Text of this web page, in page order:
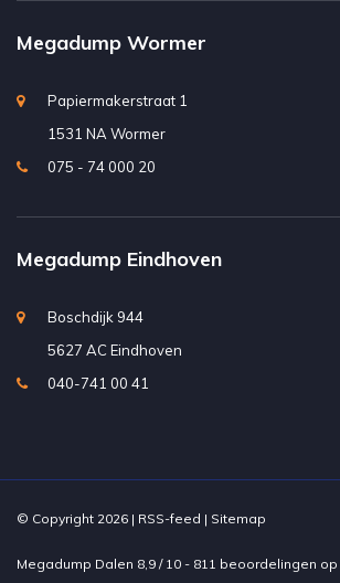
Megadump Wormer
Papiermakerstraat 1
1531 NA Wormer
075 - 74 000 20
Megadump Eindhoven
Boschdijk 944
5627 AC Eindhoven
040-741 00 41
© Copyright 2026 | RSS-feed | Sitemap
Megadump Dalen 8,9 / 10 - 811 beoordelingen op